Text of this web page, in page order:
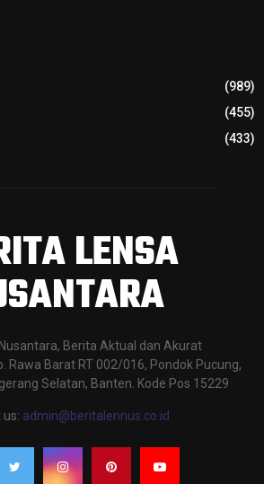
(989)
(455)
(433)
LENSA
Berita Aktual dan Akurat
Rawa Barat RT 002/016, Pondok Pucung,
Selatan, Banten. Kode Pos 15229
us: admin@beritalennus.co.id